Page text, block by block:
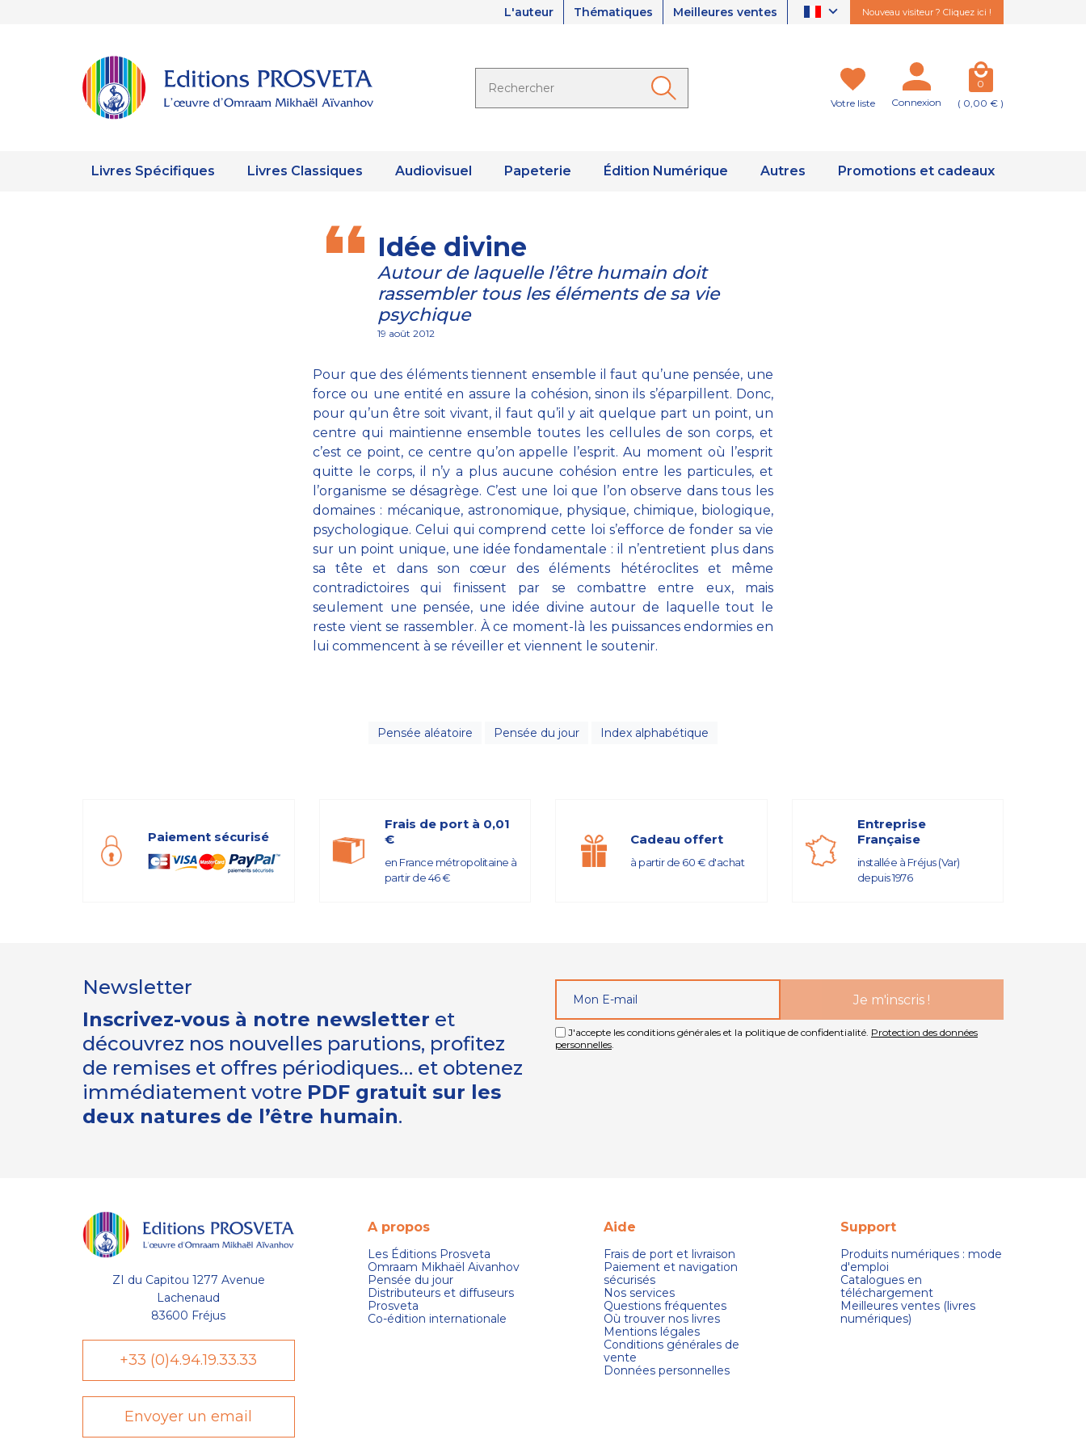
L'auteur Thématiques Meilleures ventes Nouveau visiteur ? Cliquez ici !
Votre liste Connexion
0
( 0,00 € )
Livres Spécifiques Livres Classiques Audiovisuel Papeterie Édition Numérique Autres Promotions et cadeaux
Idée divine
Autour de laquelle l’être humain doit
rassembler tous les éléments de sa vie
psychique
19 août 2012
Pour que des éléments tiennent ensemble il faut qu’une pensée, une
force ou une entité en assure la cohésion, sinon ils s’éparpillent. Donc,
pour qu’un être soit vivant, il faut qu’il y ait quelque part un point, un
centre qui maintienne ensemble toutes les cellules de son corps, et
c’est ce point, ce centre qu’on appelle l’esprit. Au moment où l’esprit
quitte le corps, il n’y a plus aucune cohésion entre les particules, et
l’organisme se désagrège. C’est une loi que l’on observe dans tous les
domaines : mécanique, astronomique, physique, chimique, biologique,
psychologique. Celui qui comprend cette loi s’efforce de fonder sa vie
sur un point unique, une idée fondamentale : il n’entretient plus dans
sa tête et dans son cœur des éléments hétéroclites et même
contradictoires qui finissent par se combattre entre eux, mais
seulement une pensée, une idée divine autour de laquelle tout le
reste vient se rassembler. À ce moment-là les puissances endormies en
lui commencent à se réveiller et viennent le soutenir.
Pensée aléatoire Pensée du jour Index alphabétique
Paiement sécurisé
Frais de port à 0,01
€
en France métropolitaine à
partir de 46 €
Cadeau offert
à partir de 60 € d'achat
Entreprise
Française
installée à Fréjus (Var)
depuis 1976
Newsletter
Inscrivez-vous à notre newsletter et
découvrez nos nouvelles parutions, profitez
de remises et offres périodiques… et obtenez
immédiatement votre PDF gratuit sur les
deux natures de l’être humain.
J'accepte les conditions générales et la politique de confidentialité. Protection des données
personnelles.
ZI du Capitou 1277 Avenue
Lachenaud
83600 Fréjus
+33 (0)4.94.19.33.33
Envoyer un email
A propos
Les Éditions Prosveta
Omraam Mikhaël Aivanhov
Pensée du jour
Distributeurs et diffuseurs
Prosveta
Co-édition internationale
Aide
Frais de port et livraison
Paiement et navigation
sécurisés
Nos services
Questions fréquentes
Où trouver nos livres
Mentions légales
Conditions générales de
vente
Données personnelles
Support
Produits numériques : mode
d'emploi
Catalogues en
téléchargement
Meilleures ventes (livres
numériques)